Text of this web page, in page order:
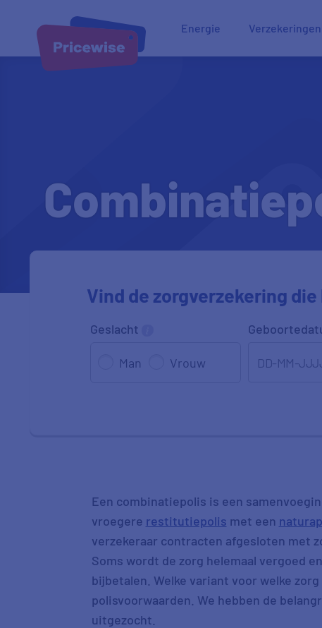
Energie Verzekeringen
Vind de zorgverzekering
Geslacht
Man Vrouw DD-MM-
Een combinatiepolis is een
vroegere restitutiepolis met een
verzekeraar contracten afgesloten met
Soms wordt de zorg helemaal vergoed
bijbetalen. Welke variant voor welke
polisvoorwaarden. We hebben de
uitgezocht.